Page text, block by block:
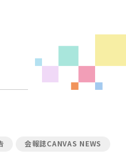
会報誌CANVAS NEWS